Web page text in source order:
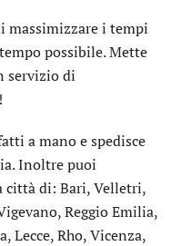
massimizzare i tempi
possibile. Mette
servizio di
a mano e spedisce
Inoltre puoi
città di: Bari, Velletri,
Reggio Emilia,
Lecce, Rho, Vicenza,